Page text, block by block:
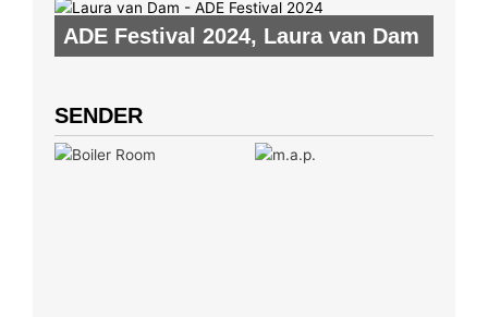
ADE Festival 2024, Laura van Dam
SENDER